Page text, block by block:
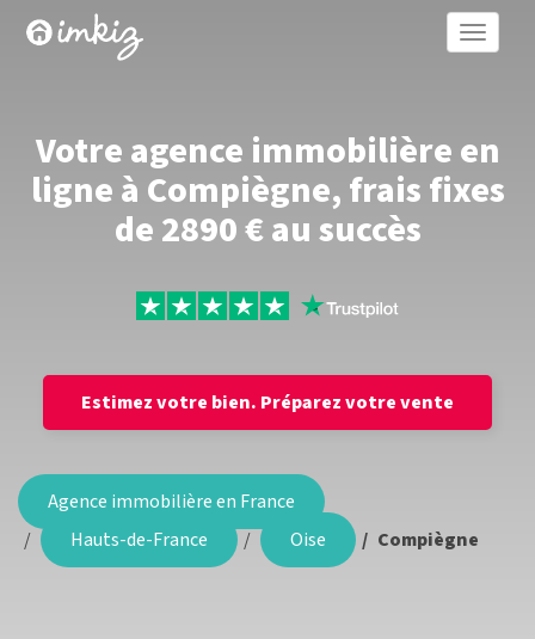
Toggle
Votre agence immobilière en
ligne à Compiègne, frais fixes
de 2890 € au succès
Estimez votre bien. Préparez votre vente
Agence immobilière en France
Hauts-de-France
Oise Compiègne